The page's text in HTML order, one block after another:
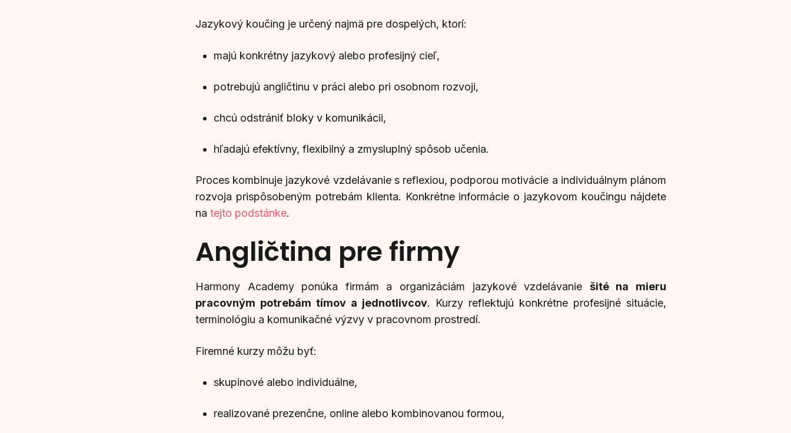
Jazykový koučing je určený najmä pre dospelých, ktorí:
majú konkrétny jazykový alebo profesijný cieľ,
potrebujú angličtinu v práci alebo pri osobnom rozvoji,
chcú odstrániť bloky v komunikácii,
hľadajú efektívny, flexibilný a zmysluplný spôsob učenia.
Proces kombinuje jazykové vzdelávanie s reflexiou, podporou motivácie a individuálnym plánom
rozvoja prispôsobeným potrebám klienta. Konkrétne informácie o jazykovom koučingu nájdete
na tejto podstánke.
Angličtina pre firmy
Harmony Academy ponúka firmám a organizáciám jazykové vzdelávanie šité na mieru
pracovným potrebám tímov a jednotlivcov. Kurzy reflektujú konkrétne profesijné situácie,
terminológiu a komunikačné výzvy v pracovnom prostredí.
Firemné kurzy môžu byť:
skupinové alebo individuálne,
realizované prezenčne, online alebo kombinovanou formou,